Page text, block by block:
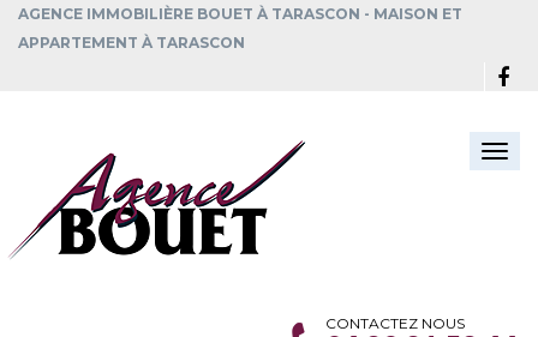
AGENCE IMMOBILIÈRE BOUET À TARASCON - MAISON ET
APPARTEMENT À TARASCON
CONTACTEZ NOUS